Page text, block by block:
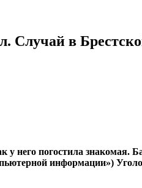
Случай в
у него погостила
информации»)